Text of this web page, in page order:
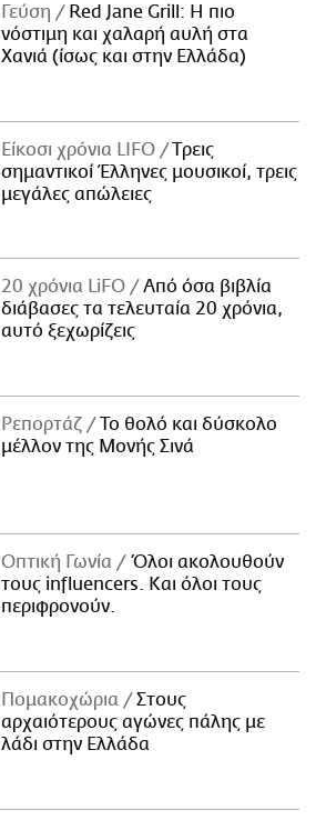
Γεύση
Red Jane Grill: Η πιο
νόστιμη και χαλαρή αυλή στα
Χανιά (ίσως και στην Ελλάδα)
Είκοσι χρόνια LIFO
Tρεις
σημαντικοί Έλληνες μουσικοί, τρεις
μεγάλες απώλειες
20 χρόνια LiFO
Από όσα βιβλία
διάβασες τα τελευταία 20 χρόνια,
αυτό ξεχωρίζεις
Ρεπορτάζ
Το θολό και δύσκολο
μέλλον της Μονής Σινά
Οπτική Γωνία
Όλοι ακολουθούν
τους influencers. Και όλοι τους
περιφρονούν.
Πομακοχώρια
Στους
αρχαιότερους αγώνες πάλης με
λάδι στην Ελλάδα